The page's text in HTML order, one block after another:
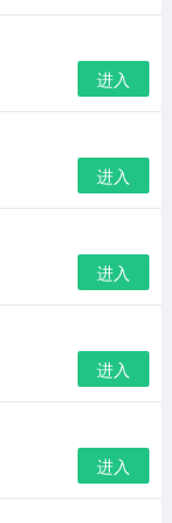
进入
进入
进入
进入
进入